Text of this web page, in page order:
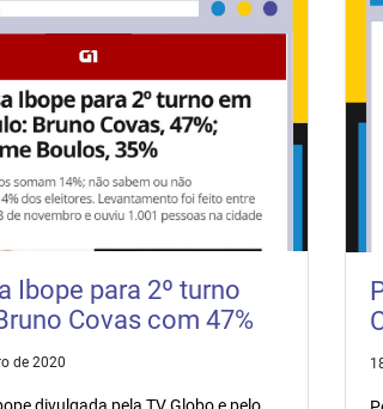
Ibope para 2º turno
Covas com 47%
de 2020